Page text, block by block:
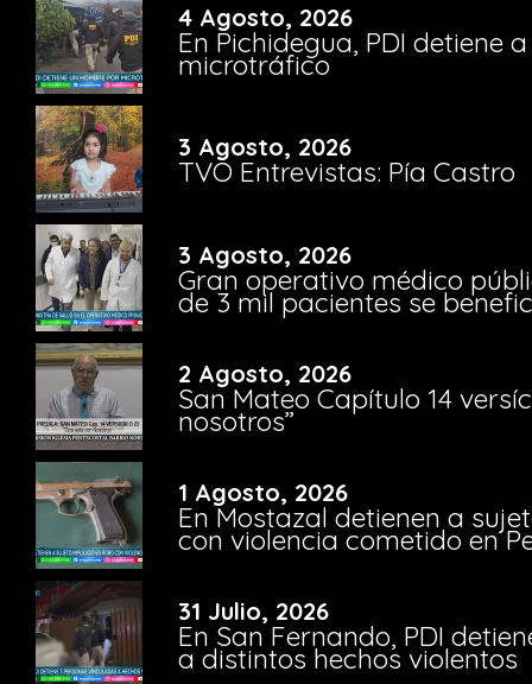
4 Agosto, 2026
En Pichidegua, PDI detiene
microtráfico
3 Agosto, 2026
TVO Entrevistas: Pía Castro
3 Agosto, 2026
Gran operativo médico
de 3 mil pacientes se
2 Agosto, 2026
San Mateo Capítulo 14
nosotros”
1 Agosto, 2026
En Mostazal detienen a
con violencia cometido en
31 Julio, 2026
En San Fernando, PDI
a distintos hechos violentos